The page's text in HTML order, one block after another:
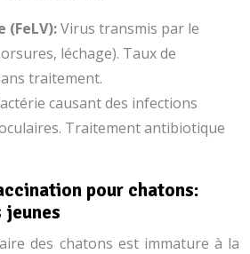
(FeLV):Virus transmis par le
léchage). Taux de
traitement.
causant des infections
Traitement antibiotique
pour chatons:
des chatons est immature à la